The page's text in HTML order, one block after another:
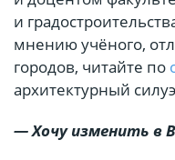
и
мнению учёного,
городов, читайте по
архитектурный
— Хочу изменить в